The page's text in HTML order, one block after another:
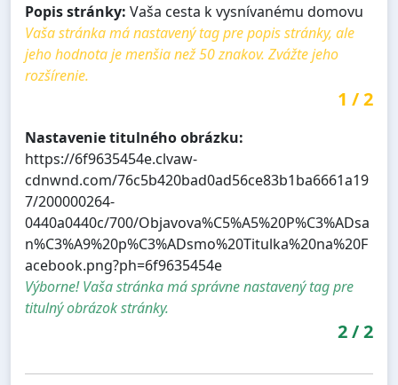
Popis stránky: Vaša cesta k vysnívanému domovu
Vaša stránka má nastavený tag pre popis stránky, ale
jeho hodnota je menšia než 50 znakov. Zvážte jeho
rozšírenie.
1 /2
Nastavenie titulného obrázku:
https://6f9635454e.clvaw-
cdnwnd.com/76c5b420bad0ad56ce83b1ba6661a19
7/200000264-
0440a0440c/700/Objavova%C5%A5%20P%C3%ADsa
n%C3%A9%20p%C3%ADsmo%20Titulka%20na%20F
acebook.png?ph=6f9635454e
Výborne! Vaša stránka má správne nastavený tag pre
titulný obrázok stránky.
2/2